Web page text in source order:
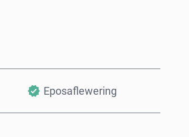
Eposaflewering